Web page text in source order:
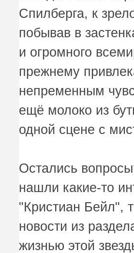
Остались
нашли какие-то
"Кристиан Бейл",
новости из
жизнью этой